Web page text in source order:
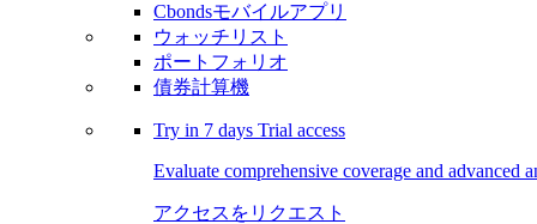
Cbondsモバイルアプリ
ウォッチリスト
ポートフォリオ
債券計算機
Try in 7 days Trial access
Evaluate comprehensive coverage and advanced
アクセスをリクエスト